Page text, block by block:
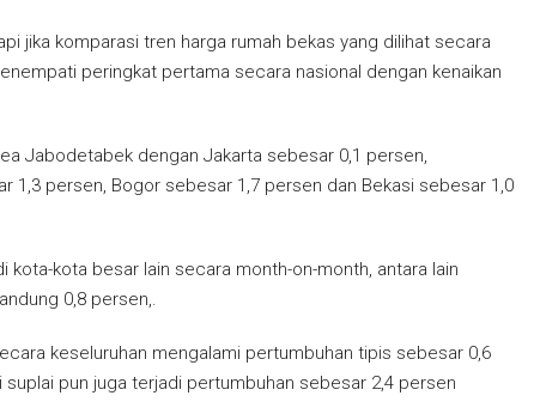
jika komparasi tren harga rumah bekas yang dilihat secara
peringkat pertama secara nasional dengan kenaikan
Jabodetabek dengan Jakarta sebesar 0,1 persen,
1,3 persen, Bogor sebesar 1,7 persen dan Bekasi sebesar 1,0
kota-kota besar lain secara month-on-month, antara lain
0,8 persen,.
keseluruhan mengalami pertumbuhan tipis sebesar 0,6
pun juga terjadi pertumbuhan sebesar 2,4 persen